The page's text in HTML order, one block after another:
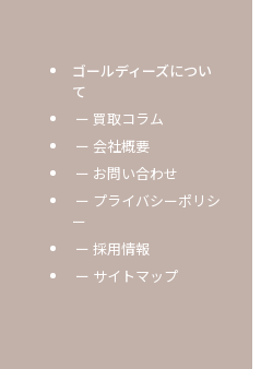
ゴールディーズについ
て
ー 買取コラム
ー 会社概要
ー お問い合わせ
ー プライバシーポリシ
ー
ー 採用情報
ー サイトマップ